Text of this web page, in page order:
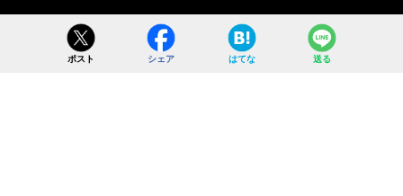
ポスト シェア はてな 送る